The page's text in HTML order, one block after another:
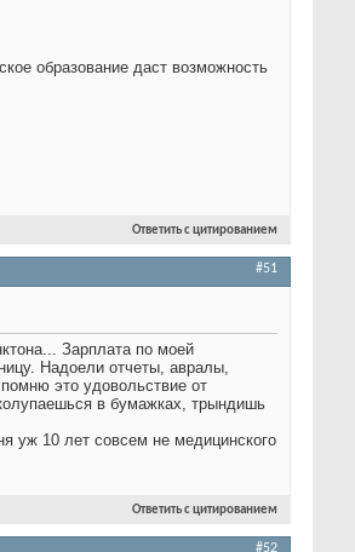
образование даст возможность
Ответить с цитированием
#51
Зарплата по моей
Надоели отчеты, авралы,
это удовольствие от
в бумажках, трындишь
уж 10 лет совсем не медицинского
Ответить с цитированием
#52